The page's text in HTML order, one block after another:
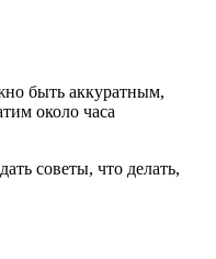
быть аккуратным,
около часа
советы, что делать,